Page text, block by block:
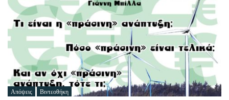
Απόψεις Βιντεοθήκη